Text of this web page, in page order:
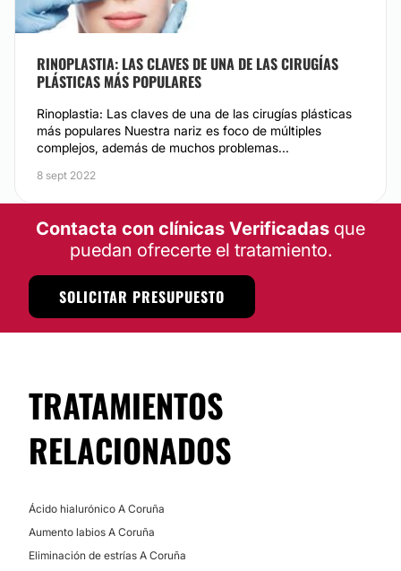
RINOPLASTIA: LAS CLAVES DE UNA DE LAS CIRUGÍAS
PLÁSTICAS MÁS POPULARES
Rinoplastia: Las claves de una de las cirugías plásticas
más populares Nuestra nariz es foco de múltiples
complejos, además de muchos problemas...
8 sept 2022
Contacta con clínicas Verificadas que
puedan ofrecerte el tratamiento.
SOLICITAR PRESUPUESTO
TRATAMIENTOS
RELACIONADOS
Ácido hialurónico A Coruña
Aumento labios A Coruña
Eliminación de estrías A Coruña